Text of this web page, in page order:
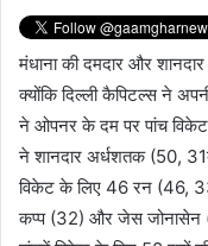
मंधाना की दमदार और
क्योंकि दिल्ली कैपिटल्स ने
ने ओपनर के दम पर पांच विकेट
ने शानदार अर्धशतक (50,
विकेट के लिए 46 रन (46,
कप्प (32) और जेस जोनासेन